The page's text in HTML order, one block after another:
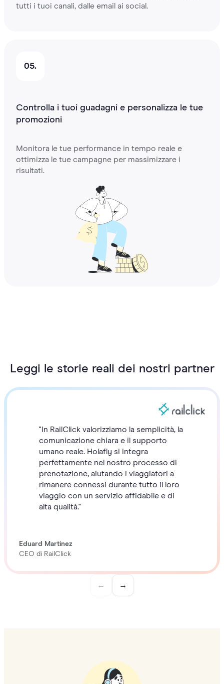
tutti i tuoi canali, dalle email ai social.
05.
Controlla i tuoi guadagni e personalizza le tue
promozioni
Monitora le tue performance in tempo reale e
ottimizza le tue campagne per massimizzare i
risultati.
Leggi le storie reali dei nostri partner
"In RailClick valorizziamo la semplicità, la
comunicazione chiara e il supporto
umano reale. Holafly si integra
perfettamente nel nostro processo di
prenotazione, aiutando i viaggiatori a
rimanere connessi durante tutto il loro
viaggio con un servizio affidabile e di
alta qualità."
Eduard Martinez
CEO di RailClick
← →